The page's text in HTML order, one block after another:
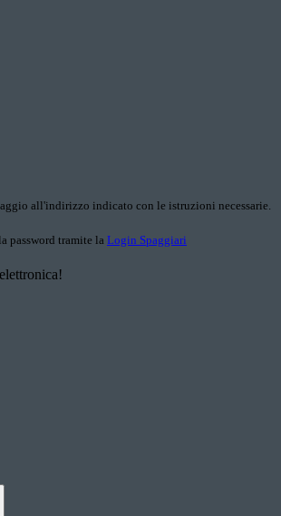
all'indirizzo indicato con le istruzioni necessarie.
password tramite la Login Spaggiari